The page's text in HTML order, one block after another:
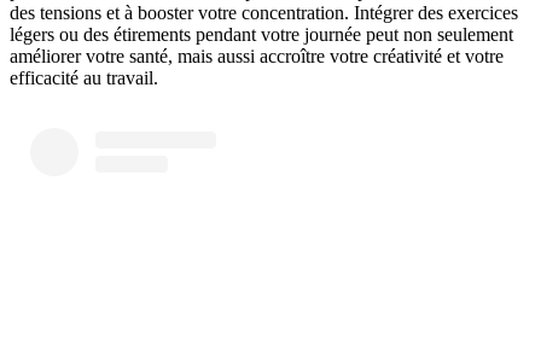
des tensions et à booster votre concentration. Intégrer des exercices
légers ou des étirements pendant votre journée peut non seulement
améliorer votre santé, mais aussi accroître votre créativité et votre
efficacité au travail.